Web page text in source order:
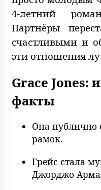
4-летний
Партнёры
счастливыми и
эти отношения
Grace Jones:
факты
Она публично
рамок.
Грейс стала
Джорджо